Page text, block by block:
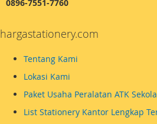
0896-7551-7760
hargastationery.com
Tentang Kami
Lokasi Kami
Paket Usaha Peralatan ATK
List Stationery Kantor Lengkap